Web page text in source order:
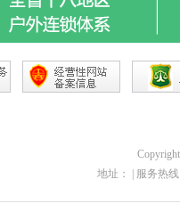
地址： | 服务热线